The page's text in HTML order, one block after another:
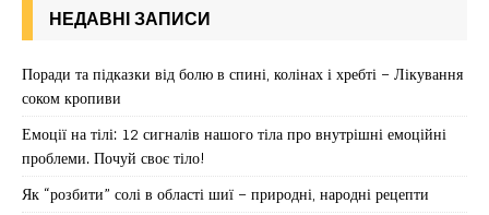
НЕДАВНІ ЗАПИСИ
Поради та підказки від болю в спині, колінах і хребті – Лікування
соком кропиви
Емоції на тілі: 12 сигналів нашого тіла про внутрішні емоційні
проблеми. Почуй своє тіло!
Як “розбити” солі в області шиї – природні, народні рецепти